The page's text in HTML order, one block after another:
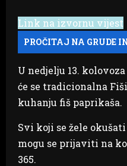
Link na izvornu vijest
U nedjelju 13.
će se tradicionalna
kuhanju fiš paprikaša.
Svi koji se žele
mogu se prijaviti na
365.